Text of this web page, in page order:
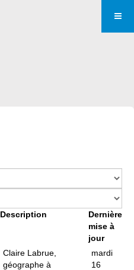
Description
Dernière
mise à
jour
Claire Labrue,
géographe à
mardi
16